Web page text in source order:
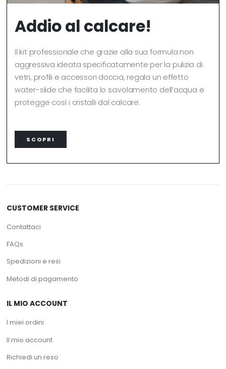
Addio al calcare!
Il kit professionale che grazie alla sua formula non
aggressiva ideata specificatamente per la pulizia di
vetri, profili e accessori doccia, regala un effetto
water-slide che facilita lo scivolamento dell’acqua e
protegge così i cristalli dal calcare.
SCOPRI
CUSTOMER SERVICE
Contattaci
FAQs
Spedizioni e resi
Metodi di pagamento
IL MIO ACCOUNT
I miei ordini
Il mio account
Richiedi un reso